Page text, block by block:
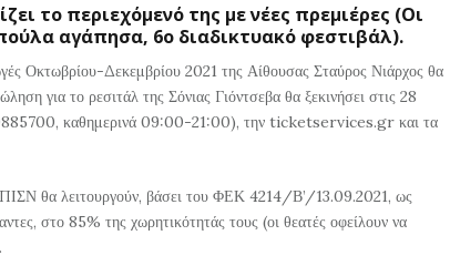
το περιεχόμενό της με νέες πρεμιέρες (Οι
αγάπησα, 6ο διαδικτυακό φεστιβάλ).
Οκτωβρίου-Δεκεμβρίου 2021 της Αίθουσας Σταύρος Νιάρχος θα
για το ρεσιτάλ της Σόνιας Γιόντσεβα θα ξεκινήσει στις 28
καθημερινά 09:00-21:00), την ticketservices.gr και τα
θα λειτουργούν, βάσει του ΦΕΚ 4214/Β’/13.09.2021, ως
στο 85% της χωρητικότητάς τους (οι θεατές οφείλουν να